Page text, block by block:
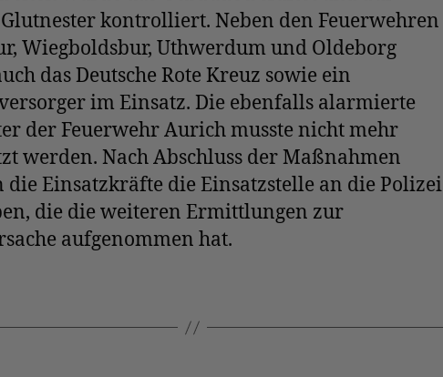
kontrolliert. Neben den Feuerwehren
Wiegboldsbur, Uthwerdum und Oldeborg
das Deutsche Rote Kreuz sowie ein
im Einsatz. Die ebenfalls alarmierte
der Feuerwehr Aurich musste nicht mehr
werden. Nach Abschluss der Maßnahmen
die Einsatzkräfte die Einsatzstelle an die Polizei
die die weiteren Ermittlungen zur
aufgenommen hat.